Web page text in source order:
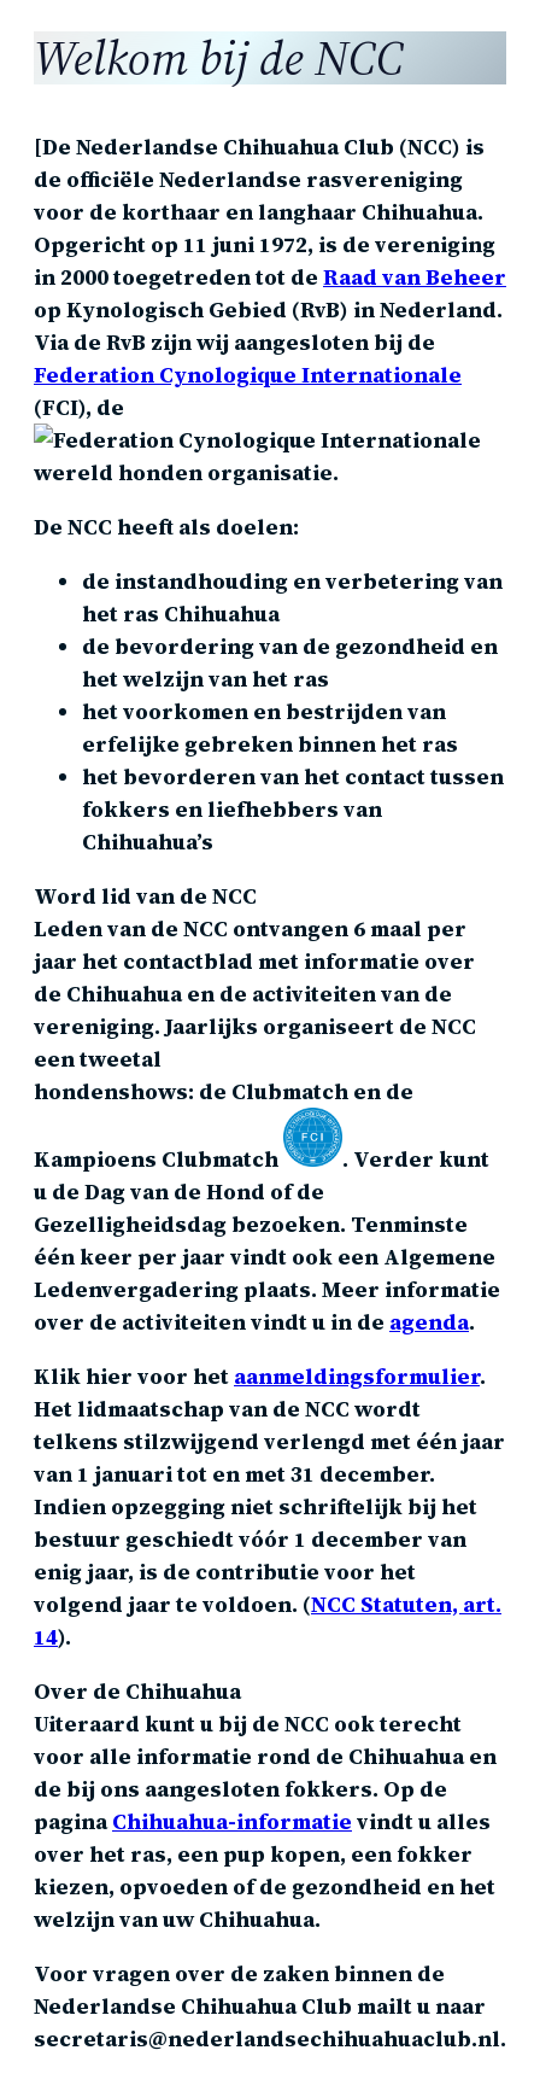
Welkom bij de NCC
[De Nederlandse Chihuahua Club (NCC) is
de officiële Nederlandse rasvereniging
voor de korthaar en langhaar Chihuahua.
Opgericht op 11 juni 1972, is de vereniging
in 2000 toegetreden tot de Raad van Beheer
op Kynologisch Gebied (RvB) in Nederland.
Via de RvB zijn wij aangesloten bij de
Federation Cynologique Internationale
(FCI), de
wereld honden organisatie.
De NCC heeft als doelen:
de instandhouding en verbetering van
het ras Chihuahua
de bevordering van de gezondheid en
het welzijn van het ras
het voorkomen en bestrijden van
erfelijke gebreken binnen het ras
het bevorderen van het contact tussen
fokkers en liefhebbers van
Chihuahua’s
Word lid van de NCC
Leden van de NCC ontvangen 6 maal per
jaar het contactblad met informatie over
de Chihuahua en de activiteiten van de
vereniging. Jaarlijks organiseert de NCC
een tweetal
hondenshows: de Clubmatch en de
Kampioens Clubmatch
. Verder kunt
u de Dag van de Hond of de
Gezelligheidsdag bezoeken. Tenminste
één keer per jaar vindt ook een Algemene
Ledenvergadering plaats. Meer informatie
over de activiteiten vindt u in de agenda.
Klik hier voor het aanmeldingsformulier.
Het lidmaatschap van de NCC wordt
telkens stilzwijgend verlengd met één jaar
van 1 januari tot en met 31 december.
Indien opzegging niet schriftelijk bij het
bestuur geschiedt vóór 1 december van
enig jaar, is de contributie voor het
volgend jaar te voldoen. (NCC Statuten, art.
14).
Over de Chihuahua
Uiteraard kunt u bij de NCC ook terecht
voor alle informatie rond de Chihuahua en
de bij ons aangesloten fokkers. Op de
paginaChihuahua-informatie vindt u alles
over het ras, een pup kopen, een fokker
kiezen, opvoeden of de gezondheid en het
welzijn van uw Chihuahua.
Voor vragen over de zaken binnen de
Nederlandse Chihuahua Club mailt u naar
secretaris@nederlandsechihuahuaclub.nl.